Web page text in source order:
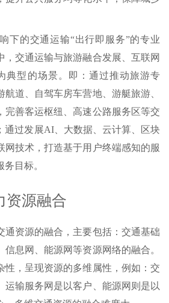
下的交通运输“出行即服务”的专业
，交通运输与旅游融合发展、互联网
典型的场景。即：通过推动旅游专
道、自驾车房车营地、游艇旅游、
完善客运枢纽、高速公路服务区等交
通过发展AI、大数据、云计算、区块
网技术，打造基于用户终端感知的服
目标。
资源融合
通资源的融合，主要包括：交通基础
息网、能源网等资源网络的融合。
性，呈现资源的多维属性，例如：交
运输服务网是以客户、能源网则是以